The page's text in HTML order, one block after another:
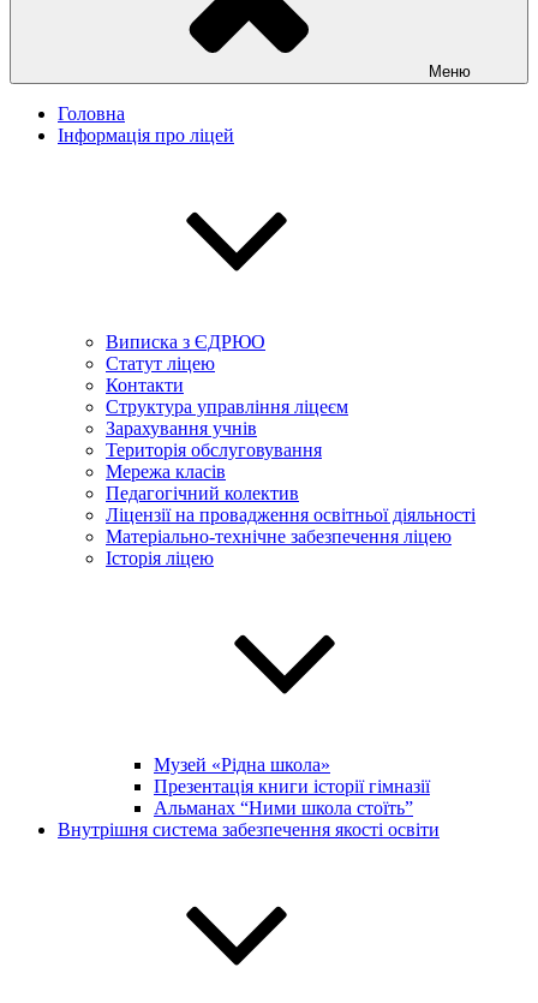
Меню
Головна
Інформація про ліцей
Виписка з ЄДРЮО
Статут ліцею
Контакти
Структура управління ліцеєм
Зарахування учнів
Територія обслуговування
Мережа класів
Педагогічний колектив
Ліцензії на провадження освітньої діяльності
Матеріально-технічне забезпечення ліцею
Історія ліцею
Музей «Рідна школа»
Презентація книги історії гімназії
Альманах “Ними школа стоїть”
Внутрішня система забезпечення якості освіти